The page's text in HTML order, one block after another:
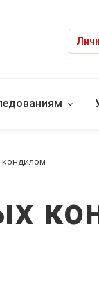
кондилом